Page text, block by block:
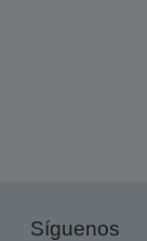
Síguenos